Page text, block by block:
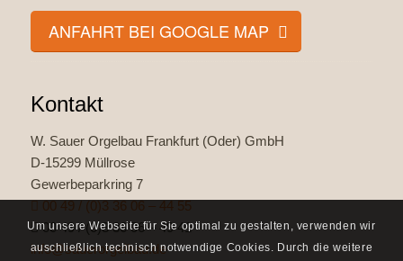
ANFAHRT BEI GOOGLE MAP
Kontakt
W. Sauer Orgelbau Frankfurt (Oder) GmbH
D-15299 Müllrose
Gewerbeparkring 7
00 49 / (0)3 36 06 – 44 55
00 49 / (0)3 36 06 – 49 41
info@sauerorgelbau.de
Um unsere Webseite für Sie optimal zu gestalten, verwenden wir
auschließlich technisch notwendige Cookies. Durch die weitere